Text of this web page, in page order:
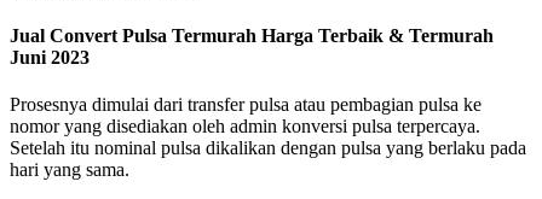
Jual Convert Pulsa Termurah Harga Terbaik & Termurah
Juni 2023
Prosesnya dimulai dari transfer pulsa atau pembagian pulsa ke
nomor yang disediakan oleh admin konversi pulsa terpercaya.
Setelah itu nominal pulsa dikalikan dengan pulsa yang berlaku pada
hari yang sama.